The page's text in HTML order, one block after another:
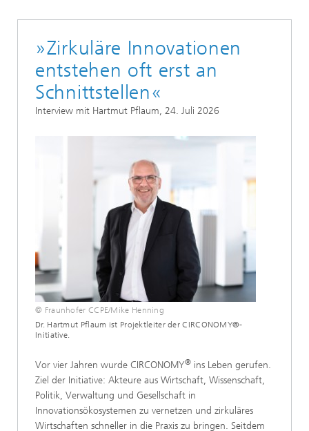
»Zirkuläre Innovationen
entstehen oft erst an
Schnittstellen«
Interview mit Hartmut Pflaum, 24. Juli 2026
© Fraunhofer CCPE/Mike Henning
Dr. Hartmut Pflaum ist Projektleiter der CIRCONOMY®-
Initiative.
Vor vier Jahren wurde CIRCONOMY® ins Leben gerufen.
Ziel der Initiative: Akteure aus Wirtschaft, Wissenschaft,
Politik, Verwaltung und Gesellschaft in
Innovationsökosystemen zu vernetzen und zirkuläres
Wirtschaften schneller in die Praxis zu bringen. Seitdem